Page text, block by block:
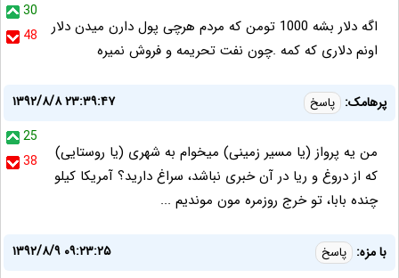
30
48
اگه دلار بشه 1000 تومن که مردم هرچی پول دارن میدن دلار
اونم دلاری که کمه .چون نفت تحریمه و فروش نمیره
پرهامک: پاسخ
۱۳۹۲/۸/۸ ۲۳:۳۹:۴۷
25
38
من یه پرواز (یا مسیر زمینی) میخوام به شهری (یا روستایی)
که از دروغ و ریا در آن خبری نباشد، سراغ دارید؟ آمریکا کیلو
چنده بابا، تو خرج روزمره مون موندیم ...
با مزه: پاسخ
۱۳۹۲/۸/۹ ۰۹:۲۳:۲۵